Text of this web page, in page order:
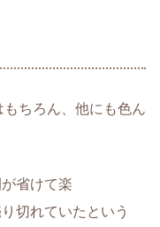
ちろん、他にも色ん
省けて楽
切れていたという